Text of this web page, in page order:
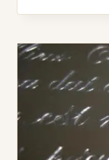
彫